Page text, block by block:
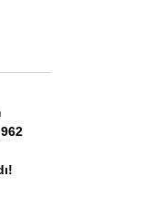
(Ön Lisans)
(Lise)